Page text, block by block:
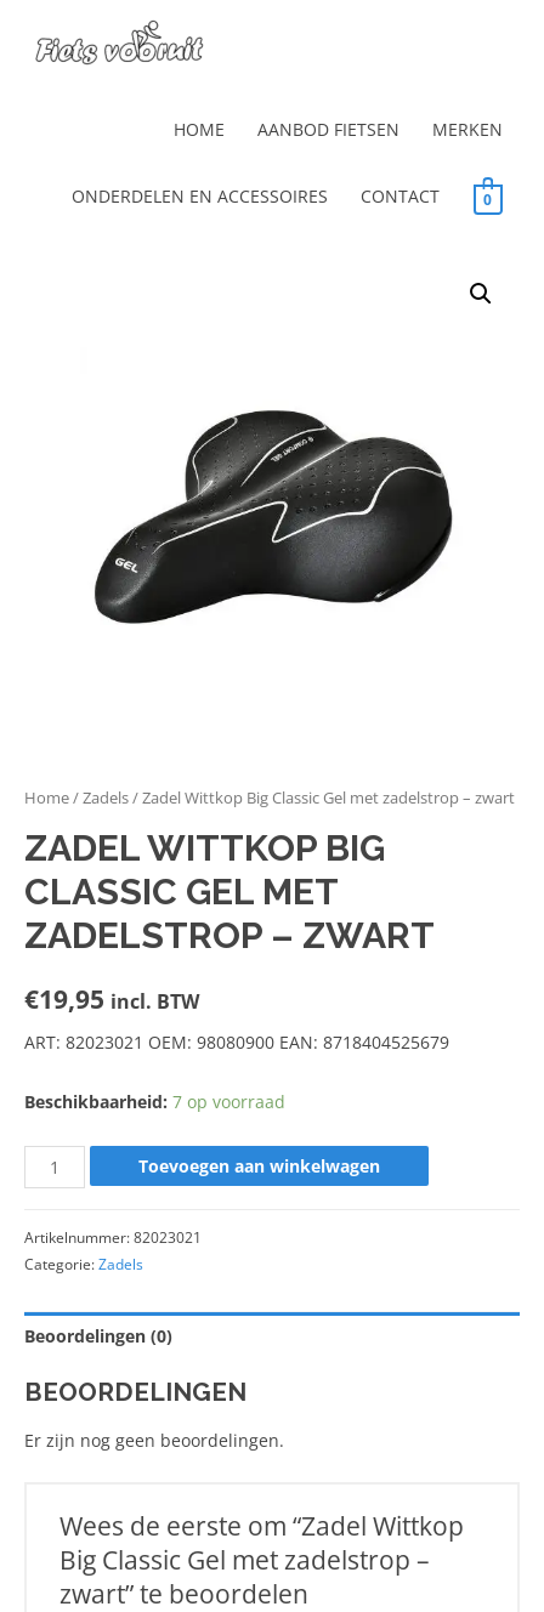
HOME AANBOD FIETSEN MERKEN
ONDERDELEN EN ACCESSOIRES CONTACT 0
Home/Zadels/ Zadel Wittkop Big Classic Gel met zadelstrop – zwart
ZADEL WITTKOP BIG
CLASSIC GEL MET
ZADELSTROP – ZWART
€19,95 incl. BTW
ART: 82023021 OEM: 98080900 EAN: 8718404525679
Beschikbaarheid: 7 op voorraad
Toevoegen aan winkelwagen
Artikelnummer:82023021
Categorie:Zadels
Beoordelingen (0)
BEOORDELINGEN
Er zijn nog geen beoordelingen.
Wees de eerste om “Zadel Wittkop
Big Classic Gel met zadelstrop –
zwart” te beoordelen